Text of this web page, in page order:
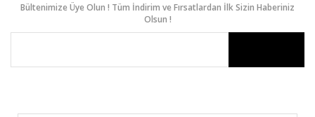
Bültenimize Üye Olun ! Tüm İndirim ve Fırsatlardan İlk Sizin Haberiniz
Olsun !